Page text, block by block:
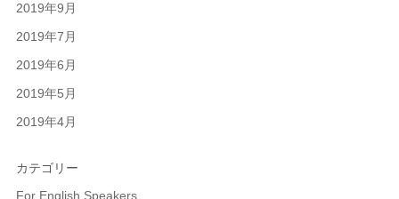
2019年9月
2019年7月
2019年6月
2019年5月
2019年4月
カテゴリー
For English Speakers